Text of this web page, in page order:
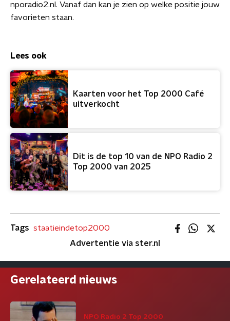
nporadio2.nl. Vanaf dan kan je zien op welke positie jouw
favorieten staan.
Lees ook
Kaarten voor het Top 2000 Café
uitverkocht
Dit is de top 10 van de NPO Radio 2
Top 2000 van 2025
Tags staatieindetop2000
Advertentie via ster.nl
Gerelateerd nieuws
NPO Radio 2 Top 2000